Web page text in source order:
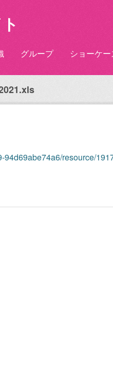
グループ ショーケ
resource/1917076c-